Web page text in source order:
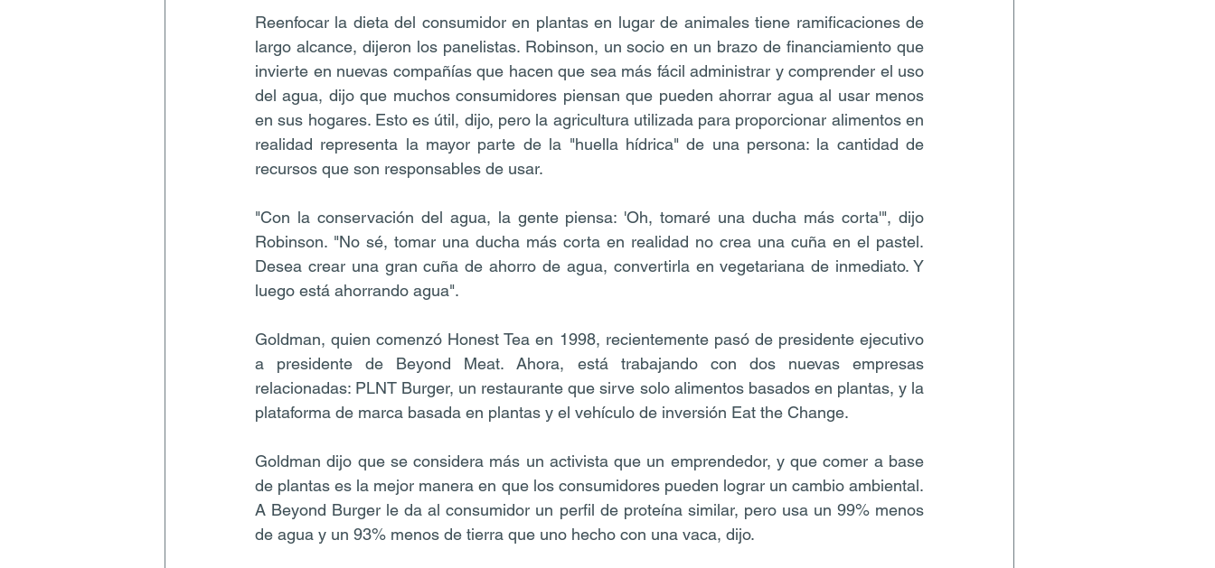
Reenfocar la dieta del consumidor en plantas en lugar de animales tiene ramificaciones de
largo alcance, dijeron los panelistas. Robinson, un socio en un brazo de financiamiento que
invierte en nuevas compañías que hacen que sea más fácil administrar y comprender el uso
del agua, dijo que muchos consumidores piensan que pueden ahorrar agua al usar menos
en sus hogares. Esto es útil, dijo, pero la agricultura utilizada para proporcionar alimentos en
realidad representa la mayor parte de la "huella hídrica" de una persona: la cantidad de
recursos que son responsables de usar.
"Con la conservación del agua, la gente piensa: 'Oh, tomaré una ducha más corta'", dijo
Robinson. "No sé, tomar una ducha más corta en realidad no crea una cuña en el pastel.
Desea crear una gran cuña de ahorro de agua, convertirla en vegetariana de inmediato. Y
luego está ahorrando agua".
Goldman, quien comenzó Honest Tea en 1998, recientemente pasó de presidente ejecutivo
a presidente de Beyond Meat. Ahora, está trabajando con dos nuevas empresas
relacionadas: PLNT Burger, un restaurante que sirve solo alimentos basados en plantas, y la
plataforma de marca basada en plantas y el vehículo de inversión Eat the Change.
Goldman dijo que se considera más un activista que un emprendedor, y que comer a base
de plantas es la mejor manera en que los consumidores pueden lograr un cambio ambiental.
A Beyond Burger le da al consumidor un perfil de proteína similar, pero usa un 99% menos
de agua y un 93% menos de tierra que uno hecho con una vaca, dijo.